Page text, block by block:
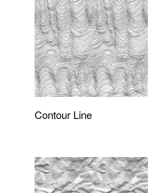
Contour Line